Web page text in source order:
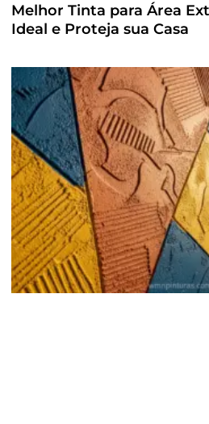
Melhor Tinta para Área
Ideal e Proteja sua Casa